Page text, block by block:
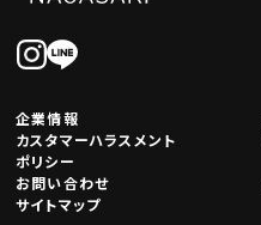
企業情報
カスタマーハラスメント
ポリシー
お問い合わせ
サイトマップ